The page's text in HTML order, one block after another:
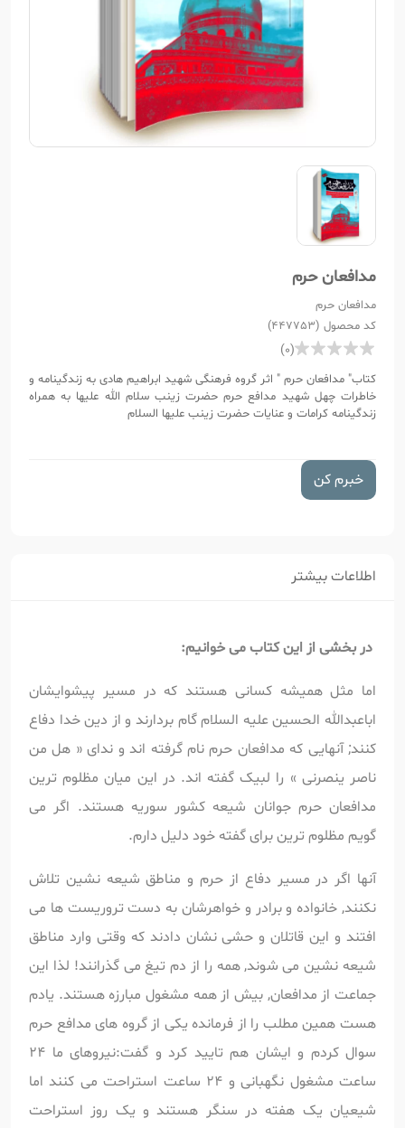
مدافعان حرم
مدافعان حرم
کد محصول (447753)
(0)
کتاب" مدافعان حرم " اثر گروه فرهنگی شهید ابراهیم هادی به زندگینامه و
خاطرات چهل شهید مدافع حرم حضرت زینب سلام الله علیها به همراه
زندگینامه کرامات و عنایات حضرت زینب علیها السلام
خبرم کن
اطلاعات بیشتر
در بخشی از این کتاب می خوانیم:
اما مثل همیشه کسانی هستند که در مسیر پیشوایشان
اباعبدالله الحسین علیه السلام گام بردارند و از دین خدا دفاع
کنند; آنهایی که مدافعان حرم نام گرفته اند و ندای « هل من
ناصر ینصرنی » را لبیک گفته اند. در این میان مظلوم ترین
مدافعان حرم جوانان شیعه کشور سوریه هستند. اگر می
گویم مظلوم ترین برای گفته خود دلیل دارم.
آنها اگر در مسیر دفاع از حرم و مناطق شیعه نشین تلاش
نکنند, خانواده و برادر و خواهرشان به دست تروریست ها می
افتند و این قاتلان و حشی نشان دادند که وقتی وارد مناطق
شیعه نشین می شوند, همه را از دم تیغ می گذرانند! لذا این
جماعت از مدافعان, بیش از همه مشغول مبارزه هستند. یادم
هست همین مطلب را از فرمانده یکی از گروه های مدافع حرم
سوال کردم و ایشان هم تایید کرد و گفت:نیروهای ما 24
ساعت مشغول نگهبانی و 24 ساعت استراحت می کنند اما
شیعیان یک هفته در سنگر هستند و یک روز استراحت